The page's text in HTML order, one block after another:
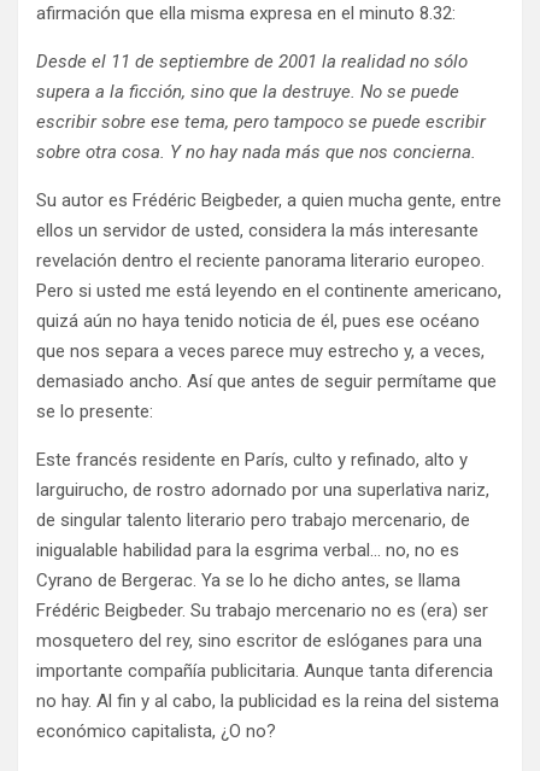
afirmación que ella misma expresa en el minuto 8.32:
Desde el 11 de septiembre de 2001 la realidad no sólo
supera a la ficción, sino que la destruye. No se puede
escribir sobre ese tema, pero tampoco se puede escribir
sobre otra cosa. Y no hay nada más que nos concierna.
Su autor es Frédéric Beigbeder, a quien mucha gente, entre
ellos un servidor de usted, considera la más interesante
revelación dentro el reciente panorama literario europeo.
Pero si usted me está leyendo en el continente americano,
quizá aún no haya tenido noticia de él, pues ese océano
que nos separa a veces parece muy estrecho y, a veces,
demasiado ancho. Así que antes de seguir permítame que
se lo presente:
Este francés residente en París, culto y refinado, alto y
larguirucho, de rostro adornado por una superlativa nariz,
de singular talento literario pero trabajo mercenario, de
inigualable habilidad para la esgrima verbal… no, no es
Cyrano de Bergerac. Ya se lo he dicho antes, se llama
Frédéric Beigbeder. Su trabajo mercenario no es (era) ser
mosquetero del rey, sino escritor de eslóganes para una
importante compañía publicitaria. Aunque tanta diferencia
no hay. Al fin y al cabo, la publicidad es la reina del sistema
económico capitalista, ¿O no?